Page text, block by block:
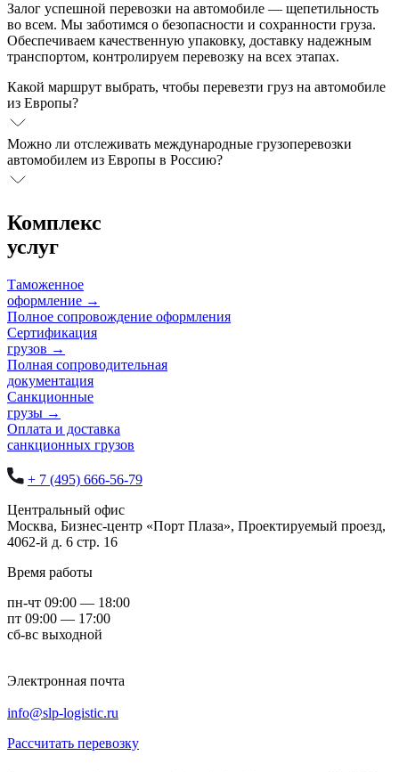
Залог успешной перевозки на автомобиле — щепетильность
во всем. Мы заботимся о безопасности и сохранности груза.
Обеспечиваем качественную упаковку, доставку надежным
транспортом, контролируем перевозку на всех этапах.
Какой маршрут выбрать, чтобы перевезти груз на автомобиле
из Европы?
Можно ли отслеживать международные грузоперевозки
автомобилем из Европы в Россию?
Комплекс
услуг
Таможенное
оформление →
Полное сопровождение оформления
Сертификация
грузов →
Полная сопроводительная
документация
Санкционные
грузы →
Оплата и доставка
санкционных грузов
+ 7 (495) 666-56-79
Центральный офис
Москва, Бизнес-центр «Порт Плаза», Проектируемый проезд,
4062-й д. 6 стр. 16
Время работы
пн-чт 09:00 — 18:00
пт 09:00 — 17:00
сб-вс выходной
Электронная почта
info@slp-logistic.ru
Рассчитать перевозку